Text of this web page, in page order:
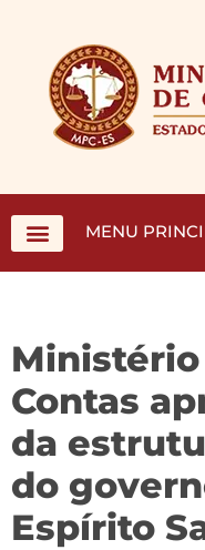
MENU
Contas
da
do
Espírito